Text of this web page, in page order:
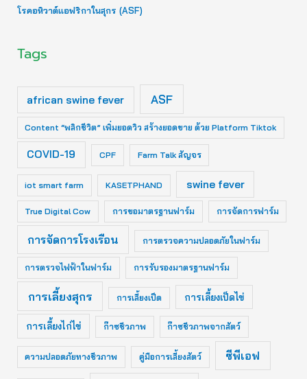
โรคอหิวาต์แอฟริกาในสุกร (ASF)
Tags
african swine fever ASF
Content “พลิกชีวิต” เพิ่มยอดวิว สร้างยอดขาย ด้วย Platform Tiktok
COVID-19 CPF Farm Talk สัญจร
iot smart farm KASETPHAND swine fever
True Digital Cow การขอมาตรฐานฟาร์ม การจัดการฟาร์ม
การจัดการโรงเรือน การตรวจความปลอดภัยในฟาร์ม
การตรวจไฟฟ้าในฟาร์ม การรับรองมาตรฐานฟาร์ม
การเลี้ยงสุกร การเลี้ยงเป็ด การเลี้ยงเป็ดไข่
การเลี้ยงไก่ไข่ ก๊าซชีวภาพ ก๊าซชีวภาพจากสัตว์
ความปลอดภัยทางชีวภาพ คู่มือการเลี้ยงสัตว์ ซีพีเอฟ